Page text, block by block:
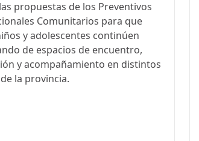
propuestas de los Preventivos
Comunitarios para que
y adolescentes continúen
de espacios de encuentro,
y acompañamiento en distintos
la provincia.